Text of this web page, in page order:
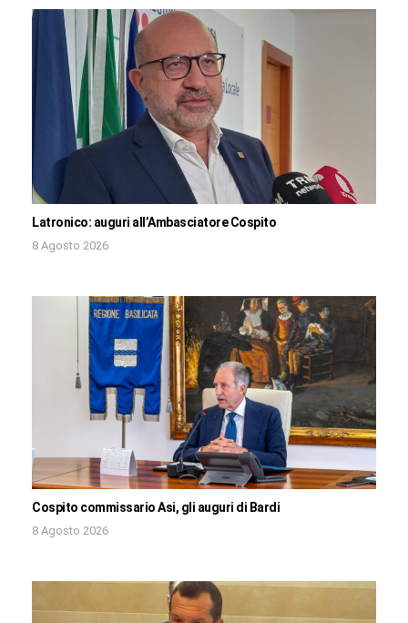
Latronico: auguri all’Ambasciatore Cospito
8 Agosto 2026
Cospito commissario Asi, gli auguri di Bardi
8 Agosto 2026